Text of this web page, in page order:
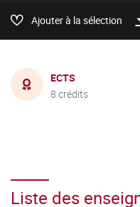
Ajouter à la sélection
ECTS
8 crédits
Liste des